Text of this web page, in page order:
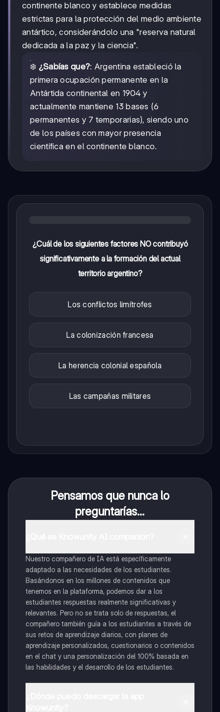
continente blanco y establece medidas
estrictas para la protección del medio ambiente
antártico, considerándolo una "reserva natural
dedicada a la paz y la ciencia".
❄️ ¿Sabías que?: Argentina estableció la
primera ocupación permanente en la
Antártida continental en 1904 y
actualmente mantiene 13 bases (6
permanentes y 7 temporarias), siendo uno
de los países con mayor presencia
científica en el continente blanco.
¿Cuál de los siguientes factores NO contribuyó
significativamente a la formación del actual
territorio argentino?
Los conflictos limítrofes
La colonización francesa
La herencia colonial española
Las campañas militares
Pensamos que nunca lo
preguntarías...
Nuestro compañero de IA está específicamente
adaptado a las necesidades de los estudiantes.
Basándonos en los millones de contenidos que
tenemos en la plataforma, podemos dar a los
estudiantes respuestas realmente significativas y
relevantes. Pero no se trata solo de respuestas, el
compañero también guía a los estudiantes a través de
sus retos de aprendizaje diarios, con planes de
aprendizaje personalizados, cuestionarios o contenidos
en el chat y una personalización del 100% basada en
las habilidades y el desarrollo de los estudiantes.